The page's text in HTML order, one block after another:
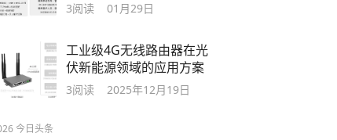
3阅读 01月29日
工业级4G无线路由器在光
伏新能源领域的应用方案
3阅读 2025年12月19日
今日头条